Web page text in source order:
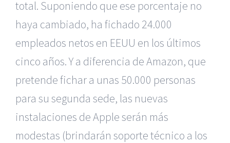
total. Suponiendo que ese porcentaje no
haya cambiado, ha fichado 24.000
empleados netos en EEUU en los últimos
cinco años. Y a diferencia de Amazon, que
pretende fichar a unas 50.000 personas
para su segunda sede, las nuevas
instalaciones de Apple serán más
modestas (brindarán soporte técnico a los